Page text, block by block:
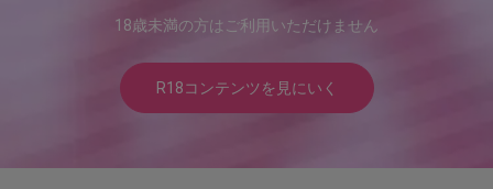
18歳未満の方はご利用いただけません
R18コンテンツを見にいく